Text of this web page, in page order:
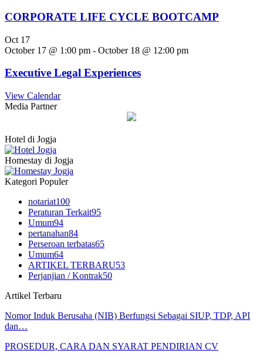
CORPORATE LIFE CYCLE BOOTCAMP
Oct 17
October 17 @ 1:00 pm - October 18 @ 12:00 pm
Executive Legal Experiences
View Calendar
Media Partner
Hotel di Jogja
Homestay di Jogja
Kategori Populer
notariat100
Peraturan Terkait95
Umum94
pertanahan84
Perseroan terbatas65
Umum64
ARTIKEL TERBARU53
Perjanjian / Kontrak50
Artikel Terbaru
Nomor Induk Berusaha (NIB) Berfungsi Sebagai SIUP, TDP, API
dan…
PROSEDUR, CARA DAN SYARAT PENDIRIAN CV